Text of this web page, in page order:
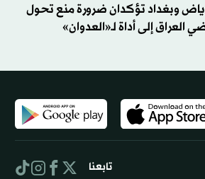
وبغداد تؤكدان ضرورة منع تحول
العراق إلى أداة لـ«العدوان»
تابعنا